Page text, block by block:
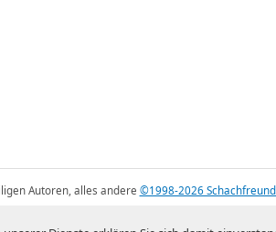
Autoren, alles andere ©1998-2026